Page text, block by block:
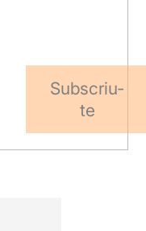
Subscriu-
te